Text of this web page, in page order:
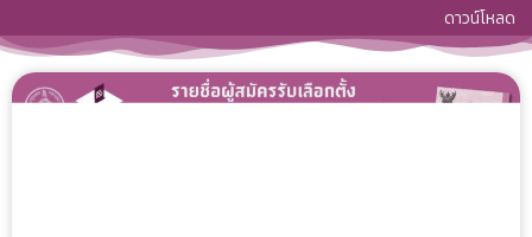
ดาวน์โหลด